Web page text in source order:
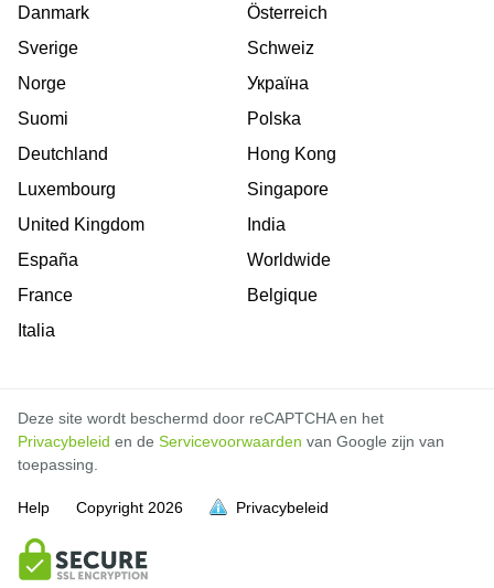
vol is
vol is
vol is
Danmark
Sverige
Norge
Suomi
Deutchland
Luxembourg
United Kingdom
España
France
Italia
Österreich
Schweiz
Україна
Polska
Hong Kong
Singapore
India
Worldwide
Belgique
Deze site wordt beschermd door reCAPTCHA en het
Privacybeleid en de Servicevoorwaarden van Google zijn van
toepassing.
Help Copyright 2026 Privacybeleid